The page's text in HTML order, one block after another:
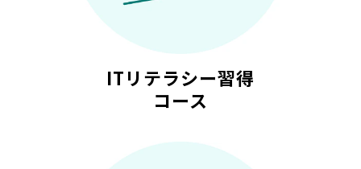
ITリテラシー習得
コース